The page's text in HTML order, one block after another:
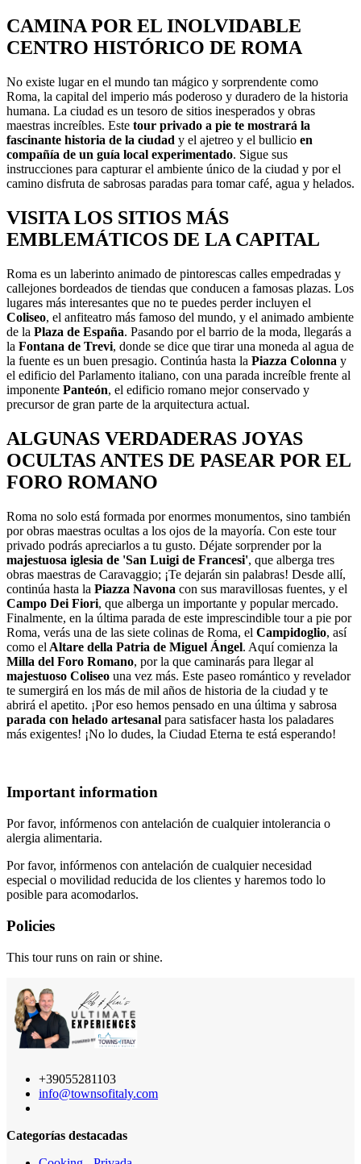
CAMINA POR EL INOLVIDABLE
CENTRO HISTÓRICO DE ROMA
No existe lugar en el mundo tan mágico y sorprendente como
Roma, la capital del imperio más poderoso y duradero de la historia
humana. La ciudad es un tesoro de sitios inesperados y obras
maestras increíbles. Este tour privado a pie te mostrará la
fascinante historia de la ciudad y el ajetreo y el bullicio en
compañía de un guía local experimentado. Sigue sus
instrucciones para capturar el ambiente único de la ciudad y por el
camino disfruta de sabrosas paradas para tomar café, agua y helados.
VISITA LOS SITIOS MÁS
EMBLEMÁTICOS DE LA CAPITAL
Roma es un laberinto animado de pintorescas calles empedradas y
callejones bordeados de tiendas que conducen a famosas plazas. Los
lugares más interesantes que no te puedes perder incluyen el
Coliseo, el anfiteatro más famoso del mundo, y el animado ambiente
de la Plaza de España. Pasando por el barrio de la moda, llegarás a
la Fontana de Trevi, donde se dice que tirar una moneda al agua de
la fuente es un buen presagio. Continúa hasta la Piazza Colonna y
el edificio del Parlamento italiano, con una parada increíble frente al
imponente Panteón, el edificio romano mejor conservado y
precursor de gran parte de la arquitectura actual.
ALGUNAS VERDADERAS JOYAS
OCULTAS ANTES DE PASEAR POR EL
FORO ROMANO
Roma no solo está formada por enormes monumentos, sino también
por obras maestras ocultas a los ojos de la mayoría. Con este tour
privado podrás apreciarlos a tu gusto. Déjate sorprender por la
majestuosa iglesia de 'San Luigi de Francesi', que alberga tres
obras maestras de Caravaggio; ¡Te dejarán sin palabras! Desde allí,
continúa hasta la Piazza Navona con sus maravillosas fuentes, y el
Campo Dei Fiori, que alberga un importante y popular mercado.
Finalmente, en la última parada de este imprescindible tour a pie por
Roma, verás una de las siete colinas de Roma, el Campidoglio, así
como el Altare della Patria de Miguel Ángel. Aquí comienza la
Milla del Foro Romano, por la que caminarás para llegar al
majestuoso Coliseo una vez más. Este paseo romántico y revelador
te sumergirá en los más de mil años de historia de la ciudad y te
abrirá el apetito. ¡Por eso hemos pensado en una última y sabrosa
parada con helado artesanal para satisfacer hasta los paladares
más exigentes! ¡No lo dudes, la Ciudad Eterna te está esperando!
Important information
Por favor, infórmenos con antelación de cualquier intolerancia o
alergia alimentaria.
Por favor, infórmenos con antelación de cualquier necesidad
especial o movilidad reducida de los clientes y haremos todo lo
posible para acomodarlos.
Policies
This tour runs on rain or shine.
+39055281103
info@townsofitaly.com
Categorías destacadas